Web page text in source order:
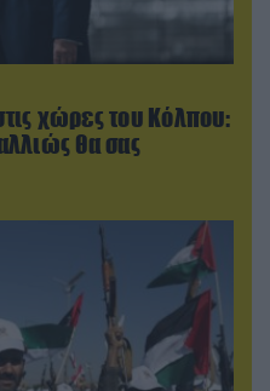
χώρες του Κόλπου:
θα σας